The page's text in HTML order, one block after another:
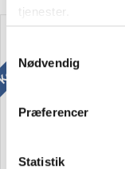
tjenester.
Nødvendig
Præferencer
Statistik
mere og spar
A3 tegneplade